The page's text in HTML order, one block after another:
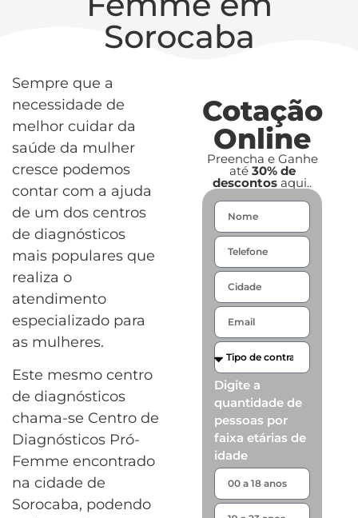
Sorocaba
Sempre que a
necessidade de
melhor cuidar da
saúde da mulher
cresce podemos
contar com a ajuda
de um dos centros
de diagnósticos
mais populares que
realiza o
atendimento
especializado para
as mulheres.
Este mesmo centro
de diagnósticos
chama-se Centro de
Diagnósticos Pró-
Femme encontrado
na cidade de
Sorocaba, podendo
Cotação
Online
Preencha e Ganhe
até 30% de
descontos aqui..
Digite a
quantidade de
pessoas por
faixa etárias de
idade